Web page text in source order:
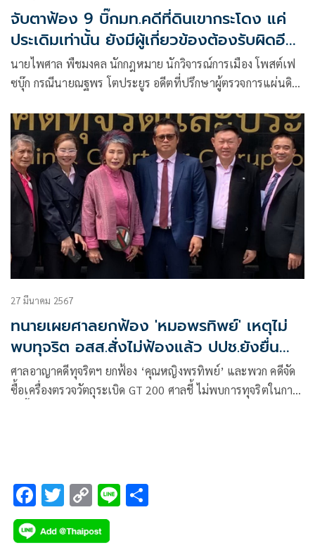
จับตาฟ้อง 9 บิ๊กมท.คดีที่ดินเขากระโดง แค่
ประเดิมเท่านั้น ยังมีผู้เกี่ยวข้องต้องรับผิดอีก
มาก
นายไพศาล พืชมงคล นักกฎหมาย นักวิจารณ์การเมือง โพสต์เฟ
ซบุ๊ก กรณีนายณฐพร โตประยูร อดีตที่ปรึกษาผู้ตรวจการแผ่นดิน
กระโดง ต่อศาลอาญาทุจริตและประพฤติมิชอบกลาง ว่า
27 มีนาคม 2567
ทนายเผยศาลยกฟ้อง 'หมอพรทิพย์' เหตุไม่
พบทุจริต อสส.สั่งไม่ฟ้องแล้ว ปปช.ยังยื่น
ฟ้องเอง
ศาลอาญาคดีทุจริตฯ ยกฟ้อง ‘คุณหญิงพรทิพย์’ และพวก คดีจัด
ซื้อเครื่องตรวจวัตถุระเบิด GT 200 ศาลชี้ ไม่พบการทุจริตในการ
F
ac
e
T
wi
tt
C
o
p
Li